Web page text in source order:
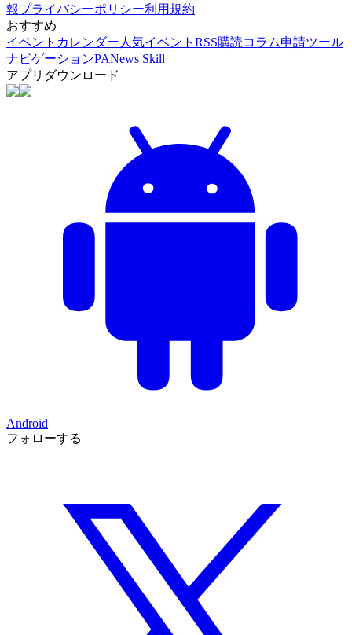
報プライバシーポリシー利用規約
おすすめ
イベントカレンダー 人気イベント RSS購読コラム申請ツール
ナビゲーションPANews Skill
アプリダウンロード
Android
フォローする